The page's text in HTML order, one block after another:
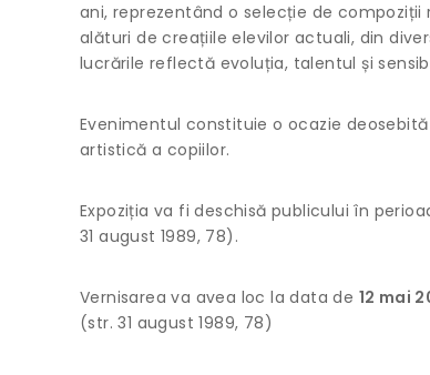
ani, reprezentând o selecție de
alături de creațiile elevilor actuali, din
lucrările reflectă evoluția, talentul și
Evenimentul constituie o ocazie
artistică a copiilor.
Expoziția va fi deschisă publicului în
31 august 1989, 78).
Vernisarea va avea loc la data de 12 mai
(str. 31 august 1989, 78)